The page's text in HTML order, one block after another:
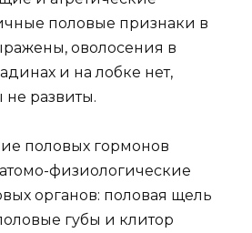
половые признаки в
оволосения в
и на лобке нет,
развиты.
половых гормонов
физиологические
органов: половая щель
губы и клитор